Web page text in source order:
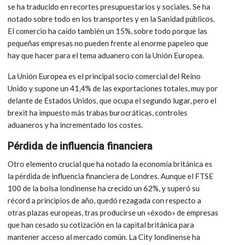
se ha traducido en recortes presupuestarios y sociales. Se ha
notado sobre todo en los transportes y en la Sanidad públicos.
El comercio ha caído también un 15%, sobre todo porque las
pequeñas empresas no pueden frente al enorme papeleo que
hay que hacer para el tema aduanero con la Unión Europea.
La Unión Europea es el principal socio comercial del Reino
Unido y supone un 41,4% de las exportaciones totales, muy por
delante de Estados Unidos, que ocupa el segundo lugar, pero el
brexit ha impuesto más trabas burocráticas, controles
aduaneros y ha incrementado los costes.
Pérdida de influencia financiera
Otro elemento crucial que ha notado la economía británica es
la pérdida de influencia financiera de Londres. Aunque el FTSE
100 de la bolsa londinense ha crecido un 62%, y superó su
récord a principios de año, quedó rezagada con respecto a
otras plazas europeas, tras producirse un «éxodo» de empresas
que han cesado su cotización en la capital británica para
mantener acceso al mercado común. La City londinense ha